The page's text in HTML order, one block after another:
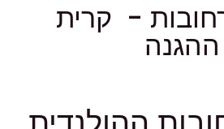
- קרית
ההגנה